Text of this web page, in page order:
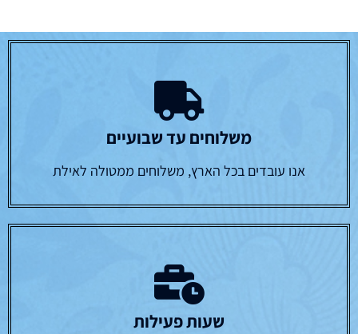
משלוחים עד שבועיים
אנו עובדים בכל הארץ, משלוחים ממטולה לאילת
שעות פעילות